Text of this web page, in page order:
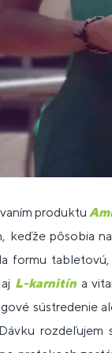
produktu
pôsobia
formu
L-karnitín a
sústredenie